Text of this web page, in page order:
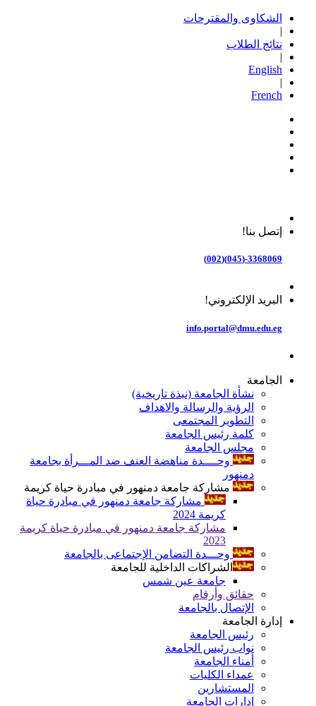
الشكاوى والمقترحات
|
نتائج الطلاب
|
English
|
French
إتصل بنا!
3368069-(045)(002)
البريد الإلكتروني!
info.portal@dmu.edu.eg
الجامعة
نشأة الجامعة (نبذة تاريخية)
الرؤية والرسالة والاهداف
التطوير المجتمعى
كلمة رئيس الجامعة
مجلس الجامعة
وحــــدة مناهضة العنف ضد المـــرأة بجامعة
دمنهور
مشاركة جامعة دمنهور في مبادرة حياة كريمة
مشاركة جامعة دمنهور في مبادرة حياة
كريمة 2024
مشاركة جامعة دمنهور في مبادرة حياة كريمة
2023
وحـــدة التضامن الإجتماعى بالجامعة
الشراكات الداخلية للجامعة
جامعة عين شمس
حقائق وأرقام
الإتصال بالجامعة
إدارة الجامعة
رئيس الجامعة
نواب رئيس الجامعة
أمناء الجامعة
عمداء الكليات
المستشارين
إدارات الجامعة